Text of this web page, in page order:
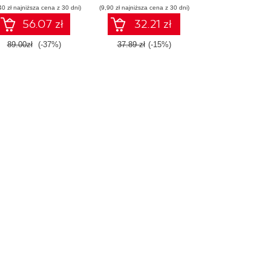
zł najniższa cena z 30 dni)
56.07 zł
89.00zł (-37%)
(9,90 zł najniższa cena z 30 dni)
32.21 zł
37.89 zł (-15%)